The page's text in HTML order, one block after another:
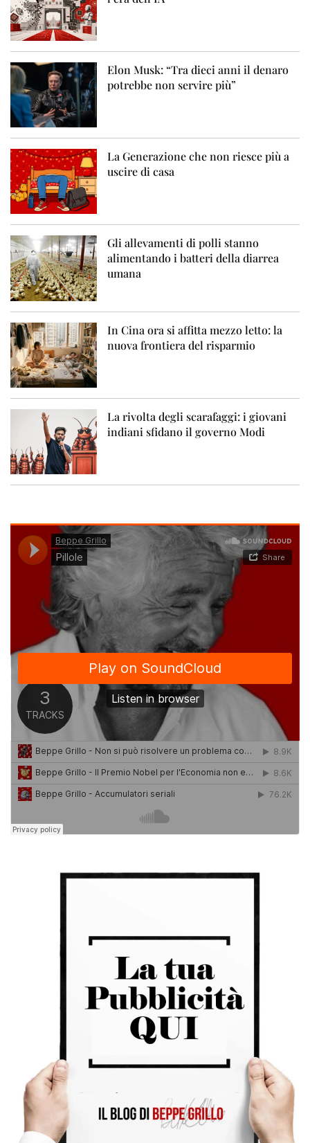
Elon Musk: “Tra dieci anni il denaro
potrebbe non servire più”
La Generazione che non riesce più a
uscire di casa
Gli allevamenti di polli stanno
alimentando i batteri della diarrea
umana
In Cina ora si affitta mezzo letto: la
nuova frontiera del risparmio
La rivolta degli scarafaggi: i giovani
indiani sfidano il governo Modi